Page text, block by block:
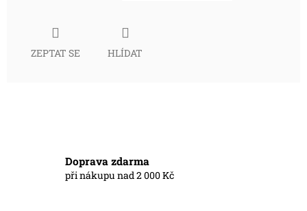
ZEPTAT SE HLÍDAT
Doprava zdarma
při nákupu nad 2 000 Kč